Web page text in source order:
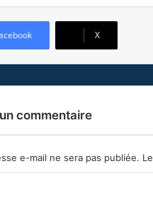
X
commentaire
e-mail ne sera pas publiée.